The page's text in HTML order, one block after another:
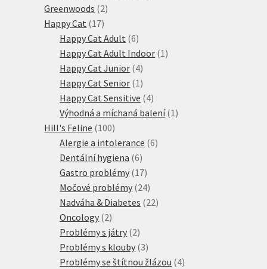
Greenwoods 22
Happy Cat 1717
produktů
Happy Cat Adult 66
produktů
Happy Cat Adult Indoor 1 1
Happy Cat Junior 44
produkty
Happy Cat Senior 1 1
produkt
Happy Cat Sensitive 44
produkty
Výhodná a míchaná balení 1 1
Hill's Feline 100100
produktů
Alergie a intolerance 66
Dentální hygiena 66
produktů
Gastro problémy 1717
produktů
Močové problémy 2424
produktů
Nadváha & Diabetes 2222
Oncology 22
produkty
Problémy s játry 22
produkty
Problémy s klouby 33
produkty
Problémy se štítnou žlázou 44